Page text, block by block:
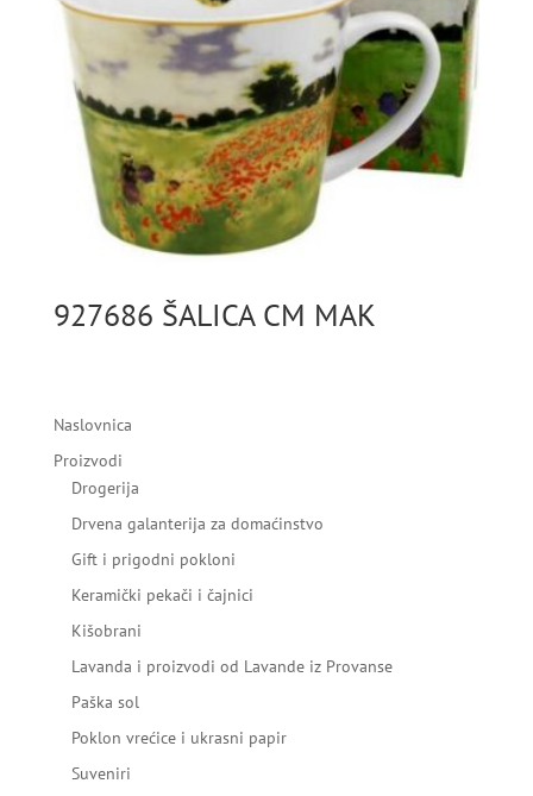
927686 ŠALICA CM MAK
Naslovnica
Proizvodi
Drogerija
Drvena galanterija za domaćinstvo
Gift i prigodni pokloni
Keramički pekači i čajnici
Kišobrani
Lavanda i proizvodi od Lavande iz Provanse
Paška sol
Poklon vrećice i ukrasni papir
Suveniri